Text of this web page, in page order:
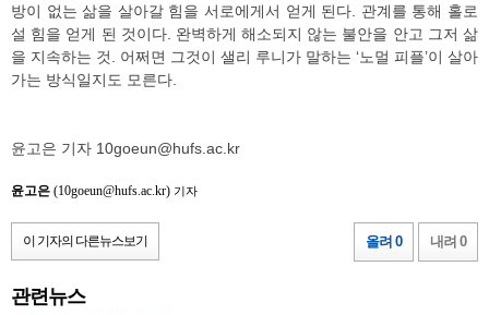
방이 없는 삶을 살아갈 힘을 서로에게서 얻게 된다. 관계를 통해 홀로
설 힘을 얻게 된 것이다. 완벽하게 해소되지 않는 불안을 안고 그저 삶
을 지속하는 것. 어쩌면 그것이 샐리 루니가 말하는 ‘노멀 피플’이 살아
가는 방식일지도 모른다.
윤고은 기자 10goeun@hufs.ac.kr
윤고은 (10goeun@hufs.ac.kr) 기자
이 기자의 다른뉴스보기 올려 0 내려 0
관련뉴스